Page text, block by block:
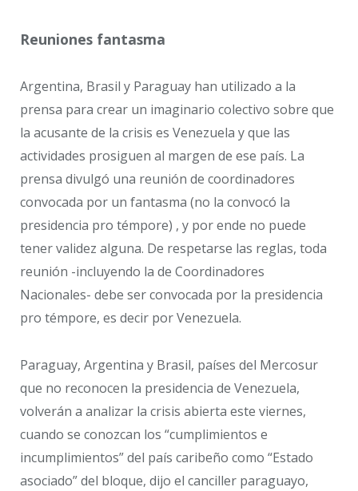
Reuniones fantasma
Argentina, Brasil y Paraguay han utilizado a la
prensa para crear un imaginario colectivo sobre que
la acusante de la crisis es Venezuela y que las
actividades prosiguen al margen de ese país. La
prensa divulgó una reunión de coordinadores
convocada por un fantasma (no la convocó la
presidencia pro témpore) , y por ende no puede
tener validez alguna. De respetarse las reglas, toda
reunión -incluyendo la de Coordinadores
Nacionales- debe ser convocada por la presidencia
pro témpore, es decir por Venezuela.
Paraguay, Argentina y Brasil, países del Mercosur
que no reconocen la presidencia de Venezuela,
volverán a analizar la crisis abierta este viernes,
cuando se conozcan los “cumplimientos e
incumplimientos” del país caribeño como “Estado
asociado” del bloque, dijo el canciller paraguayo,